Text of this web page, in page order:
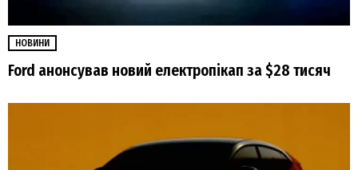
НОВИНИ
Ford анонсував новий електропікап за $28 тисяч